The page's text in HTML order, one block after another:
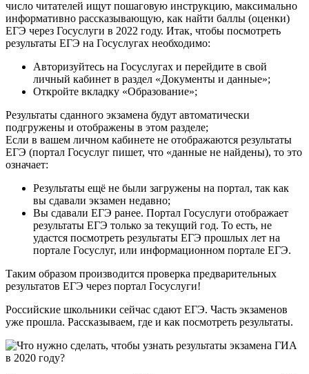
число читателей ищут пошаговую инструкцию, максимально
информативно рассказывающую, как найти баллы (оценки)
ЕГЭ через Госуслуги в 2022 году. Итак, чтобы посмотреть
результаты ЕГЭ на Госуслугах необходимо:
Авторизуйтесь на Госуслугах и перейдите в свой
личный кабинет в раздел «Документы и данные»;
Откройте вкладку «Образование»;
Результаты сданного экзамена будут автоматически
подгружены и отображены в этом разделе;
Если в вашем личном кабинете не отображаются результаты
ЕГЭ (портал Госуслуг пишет, что «данные не найдены), то это
означает:
Результаты ещё не были загружены на портал, так как
вы сдавали экзамен недавно;
Вы сдавали ЕГЭ ранее. Портал Госуслуги отображает
результаты ЕГЭ только за текущий год. То есть, не
удастся посмотреть результаты ЕГЭ прошлых лет на
портале Госуслуг, или информационном портале ЕГЭ.
Таким образом производится проверка предварительных
результатов ЕГЭ через портал Госуслуги!
Российские школьники сейчас сдают ЕГЭ. Часть экзаменов
уже прошла. Рассказываем, где и как посмотреть результаты.